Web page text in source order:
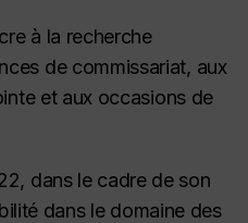
à la recherche
de commissariat, aux
et aux occasions de
dans le cadre de son
dans le domaine des